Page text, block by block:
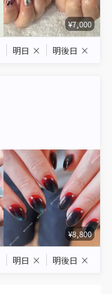
¥7,000
明日 × 明後日 ×
¥8,800
明日 × 明後日 ×